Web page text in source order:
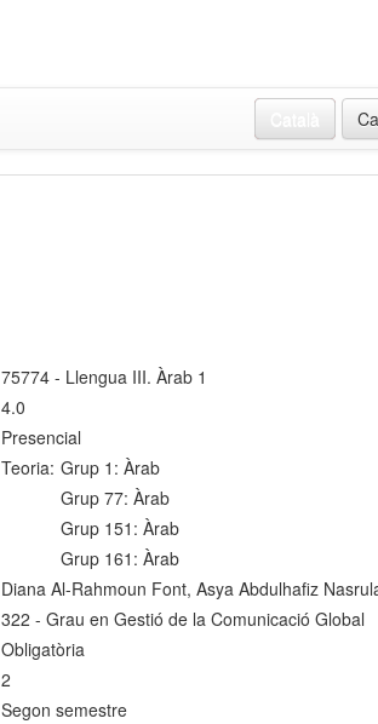
75774 - Llengua III. Àrab 1
4.0
Presencial
Teoria: Grup 1: Àrab
Grup 77: Àrab
Grup 151: Àrab
Grup 161: Àrab
Diana Al-Rahmoun Font, Asya Abdulhafiz
322 - Grau en Gestió de la Comunicació Global
Obligatòria
2
Segon semestre